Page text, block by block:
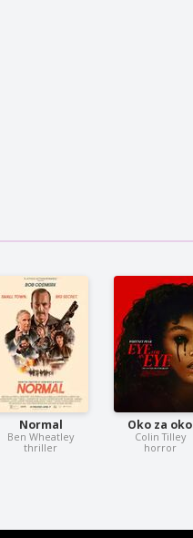
Normal
Ben Wheatley
thriller
Oko za oko
Colin Tilley
horror